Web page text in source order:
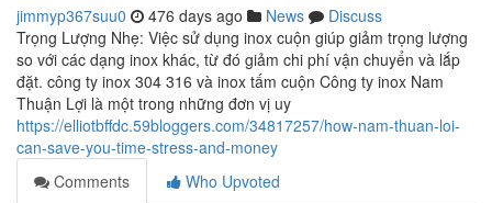
jimmyp367suu0 476 days ago News
Discuss
Trọng Lượng Nhẹ: Việc sử dụng inox cuộn giúp giảm trọng lượng
so với các dạng inox khác, từ đó giảm chi phí vận chuyển và lắp
đặt. công ty inox 304 316 và inox tấm cuộn Công ty inox Nam
Thuận Lợi là một trong những đơn vị uy
https://elliotbffdc.59bloggers.com/34817257/how-nam-thuan-loi-
can-save-you-time-stress-and-money
Comments
Who Upvoted